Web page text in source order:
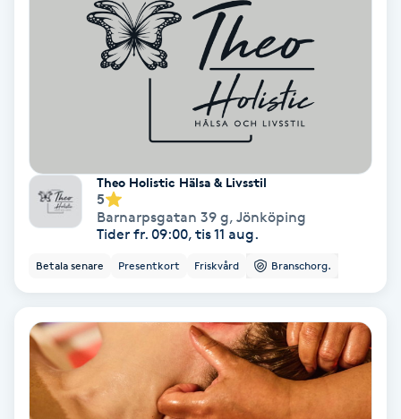
PRP (Platelet Rich Plasma)
Rakning
Reflexologi
Theo Holistic Hälsa & Livsstil
5
Barnarpsgatan 39 g, Jönköping
Tider fr. 09:00, tis 11 aug.
Betala senare Presentkort Friskvård Branschorg.